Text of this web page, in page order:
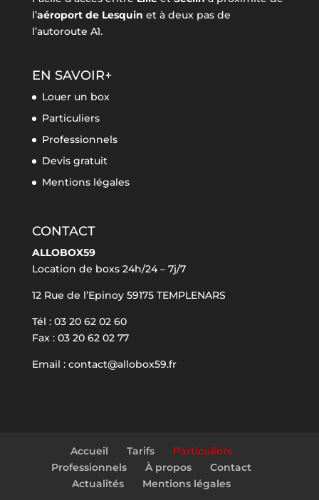
l’aéroport de Lesquin et à deux pas de
l’autoroute A1.
EN SAVOIR+
Louer un box
Particuliers
Professionnels
Devis gratuit
Mentions légales
CONTACT
ALLOBOX59
Location de boxs 24h/24 – 7j/7
12 Rue de l’Epinoy 59175 TEMPLENARS
Tél : 03 20 62 02 60
Fax : 03 20 62 02 77
Email : contact@allobox59.fr
Accueil Tarifs
Particuliers
Professionnels
À propos
Contact
Actualités
Mentions légales